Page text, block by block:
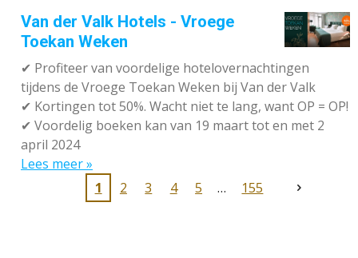
Van der Valk Hotels - Vroege
Toekan Weken
✔ Profiteer van voordelige hotelovernachtingen
tijdens de Vroege Toekan Weken bij Van der Valk
✔ Kortingen tot 50%. Wacht niet te lang, want OP = OP!
✔ Voordelig boeken kan van 19 maart tot en met 2
april 2024
Lees meer »
1
2 3 4 5 155